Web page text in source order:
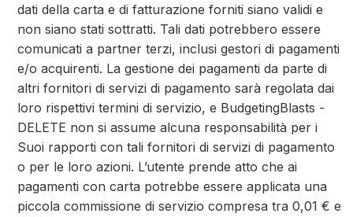
dati della carta e di fatturazione forniti siano validi e
non siano stati sottratti. Tali dati potrebbero essere
comunicati a partner terzi, inclusi gestori di pagamenti
e/o acquirenti. La gestione dei pagamenti da parte di
altri fornitori di servizi di pagamento sarà regolata dai
loro rispettivi termini di servizio, e BudgetingBlasts -
DELETE non si assume alcuna responsabilità per i
Suoi rapporti con tali fornitori di servizi di pagamento
o per le loro azioni. L’utente prende atto che ai
pagamenti con carta potrebbe essere applicata una
piccola commissione di servizio compresa tra 0,01 € e